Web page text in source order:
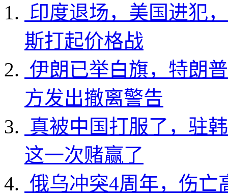
印度退场，美国进犯
斯打起价格战
伊朗已举白旗，特朗
方发出撤离警告
真被中国打服了，驻
这一次赌赢了
俄乌冲突4周年，伤亡